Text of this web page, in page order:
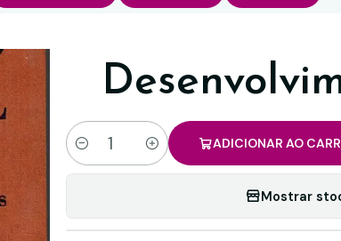
Quantidade
ADICIONAR AO
Mostrar